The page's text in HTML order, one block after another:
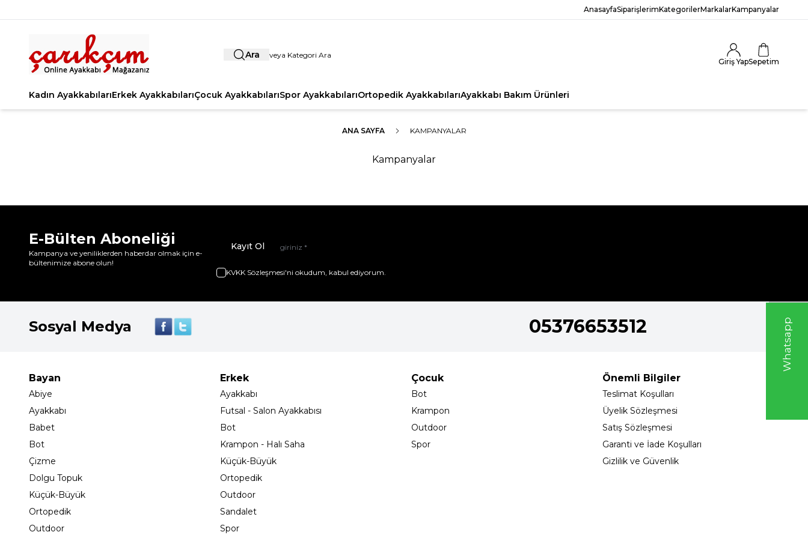
W
h
t
s
a
p
p
D
e
s
e
H
a
t
t
AnasayfaSiparişlerimKategorilerMarkalarKampanyalar
Ara
Giriş YapSepetim
Kadın AyakkabılarıErkek AyakkabılarıÇocuk AyakkabılarıSpor AyakkabılarıOrtopedik AyakkabılarıAyakkabı Bakım Ürünleri
ANA SAYFA KAMPANYALAR
Kampanyalar
E-Bülten Aboneliği
Kampanya ve yeniliklerden haberdar olmak için e-
bültenimize abone olun!
Kayıt Ol
KVKK Sözleşmesi'ni okudum, kabul ediyorum.
Sosyal Medya 05376653512
Bayan
Abiye
Ayakkabı
Babet
Bot
Çizme
Dolgu Topuk
Küçük-Büyük
Ortopedik
Outdoor
Erkek
Ayakkabı
Futsal - Salon Ayakkabısı
Bot
Krampon - Halı Saha
Küçük-Büyük
Ortopedik
Outdoor
Sandalet
Spor
Çocuk
Bot
Krampon
Outdoor
Spor
Önemli Bilgiler
Teslimat Koşulları
Üyelik Sözleşmesi
Satış Sözleşmesi
Garanti ve İade Koşulları
Gizlilik ve Güvenlik